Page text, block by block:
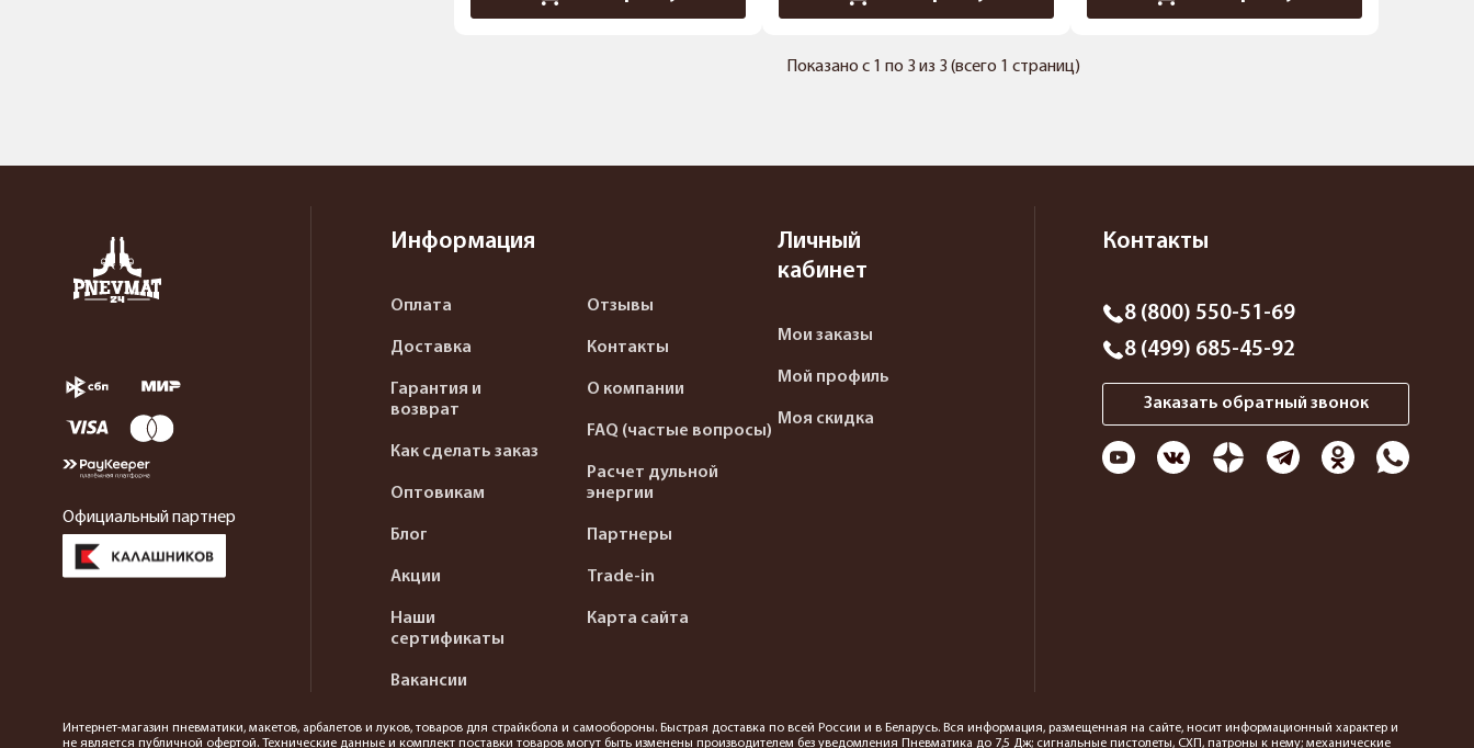
Показано с 1 по 3 из 3 (всего 1 страниц)
Официальный партнер
Информация
Оплата
Доставка
Гарантия и
возврат
Как сделать заказ
Оптовикам
Блог
Акции
Наши
сертификаты
Вакансии
Отзывы
Контакты
О компании
FAQ (частые вопросы)
Расчет дульной
энергии
Партнеры
Trade-in
Карта сайта
Личный
кабинет
Мои заказы
Мой профиль
Моя скидка
Контакты
8 (800) 550-51-69
8 (499) 685-45-92
Заказать обратный звонок
Интернет-магазин пневматики, макетов, арбалетов и луков, товаров для страйкбола и самообороны. Быстрая доставка по всей России и в Беларусь. Вся информация, размещенная на сайте, носит информационный характер и
не является публичной офертой. Технические данные и комплект поставки товаров могут быть изменены производителем без уведомления Пневматика до 7,5 Дж; сигнальные пистолеты, СХП, патроны к нему; механические